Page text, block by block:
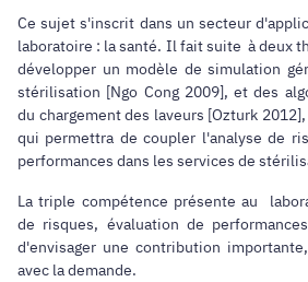
Ce sujet s'inscrit dans un secteur
laboratoire : la santé. Il fait suite à deux
développer un modèle de simulation
stérilisation [Ngo Cong 2009], et des
du chargement des laveurs [Ozturk
qui permettra de coupler l'analyse de
performances dans les services de
La triple compétence présente au
de risques, évaluation de
d'envisager une contribution
avec la demande.